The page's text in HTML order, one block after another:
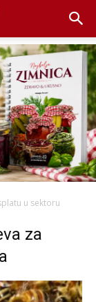
u sektoru
za